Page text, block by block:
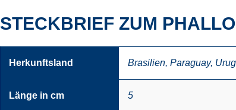
STECKBRIEF ZUM
Herkunftsland Brasilien, Paraguay,
Länge in cm 5